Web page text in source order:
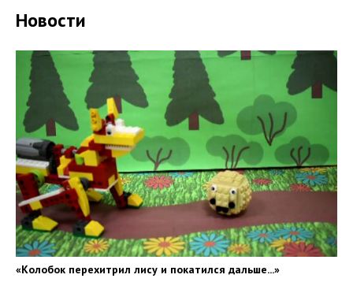
Новости
«Колобок перехитрил лису и покатился дальше...»